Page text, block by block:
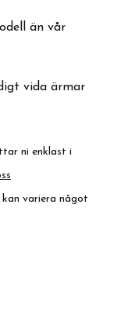
än vår
vida ärmar
ni enklast i
variera något